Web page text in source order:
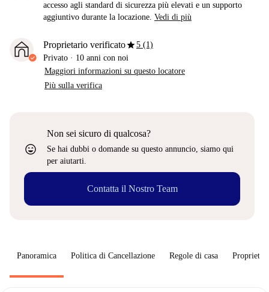
accesso agli standard di sicurezza più elevati e un supporto
aggiuntivo durante la locazione. Vedi di più
Proprietario verificatostar5 (1)
Privato · 10 anni con noi
Maggiori informazioni su questo locatore
Più sulla verifica
sentiment_very_satisfied
Non sei sicuro di qualcosa?
Se hai dubbi o domande su questo annuncio, siamo qui
per aiutarti.
Contatta il Nostro Team
Panoramica Politica di Cancellazione Regole di casa